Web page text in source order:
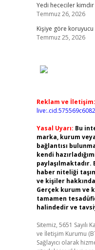
Yedi hececiler kimdir
Temmuz 26, 2026
Kişiye göre
Temmuz 25, 2026
Reklam ve İletişim:
Yasal Uyarı: Bu
marka, kurum
bağlantısı
kendi
haber niteliği
ve kişiler
Gerçek kurum ve
tamamen
halindedir ve
Sitemiz, 5651 Sayılı
ve İletişim Kurumu
Sağlayıcı olarak